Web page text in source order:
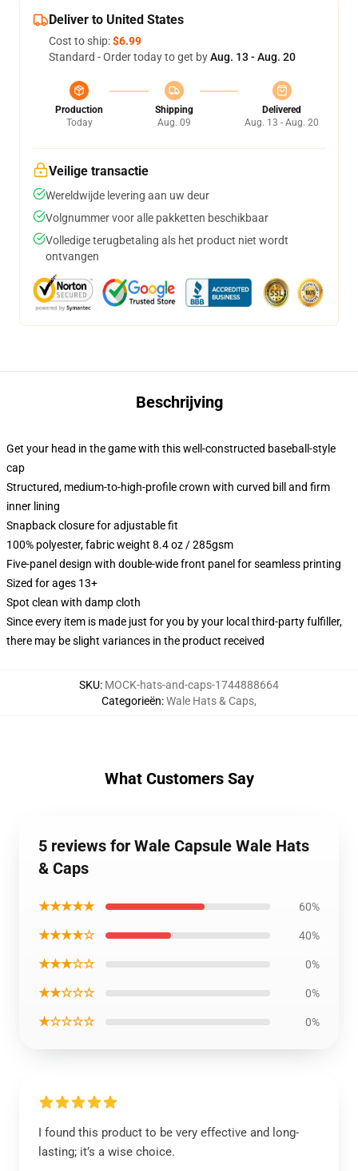
Deliver to United States
Cost to ship:$6.99
Standard - Order today to get byAug. 13 - Aug. 20
Production
Today
Shipping
Aug. 09
Delivered
Aug. 13 - Aug. 20
Veilige transactie
Wereldwijde levering aan uw deur
Volgnummer voor alle pakketten beschikbaar
Volledige terugbetaling als het product niet wordt
ontvangen
Beschrijving
Get your head in the game with this well-constructed baseball-style
cap
Structured, medium-to-high-profile crown with curved bill and firm
inner lining
Snapback closure for adjustable fit
100% polyester, fabric weight 8.4 oz / 285gsm
Five-panel design with double-wide front panel for seamless printing
Sized for ages 13+
Spot clean with damp cloth
Since every item is made just for you by your local third-party fulfiller,
there may be slight variances in the product received
SKU: MOCK-hats-and-caps-1744888664
Categorieën:Wale Hats & Caps,
What Customers Say
5 reviews for Wale Capsule Wale Hats
& Caps
★★★★★ 60%
★★★★☆ 40%
★★★☆☆ 0%
★★☆☆☆ 0%
★☆☆☆☆ 0%
I found this product to be very effective and long-
lasting; it’s a wise choice.